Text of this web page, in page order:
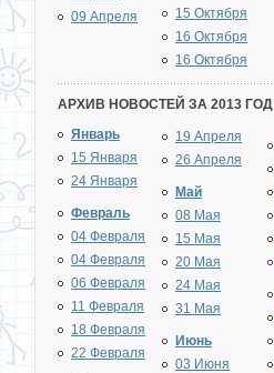
09 Апреля
15 Октября
16 Октября
16 Октября
АРХИВ НОВОСТЕЙ ЗА 2013 ГОД
Январь
15 Января
24 Января
Февраль
04 Февраля
04 Февраля
06 Февраля
11 Февраля
18 Февраля
22 Февраля
19 Апреля
26 Апреля
Май
08 Мая
15 Мая
20 Мая
24 Мая
31 Мая
Июнь
03 Июня